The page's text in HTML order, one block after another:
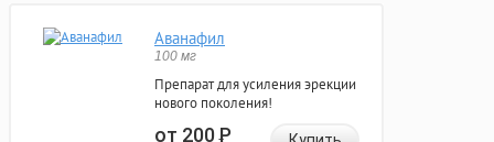
Аванафил
100 мг
Препарат для усиления эрекции
нового поколения!
от 200Р